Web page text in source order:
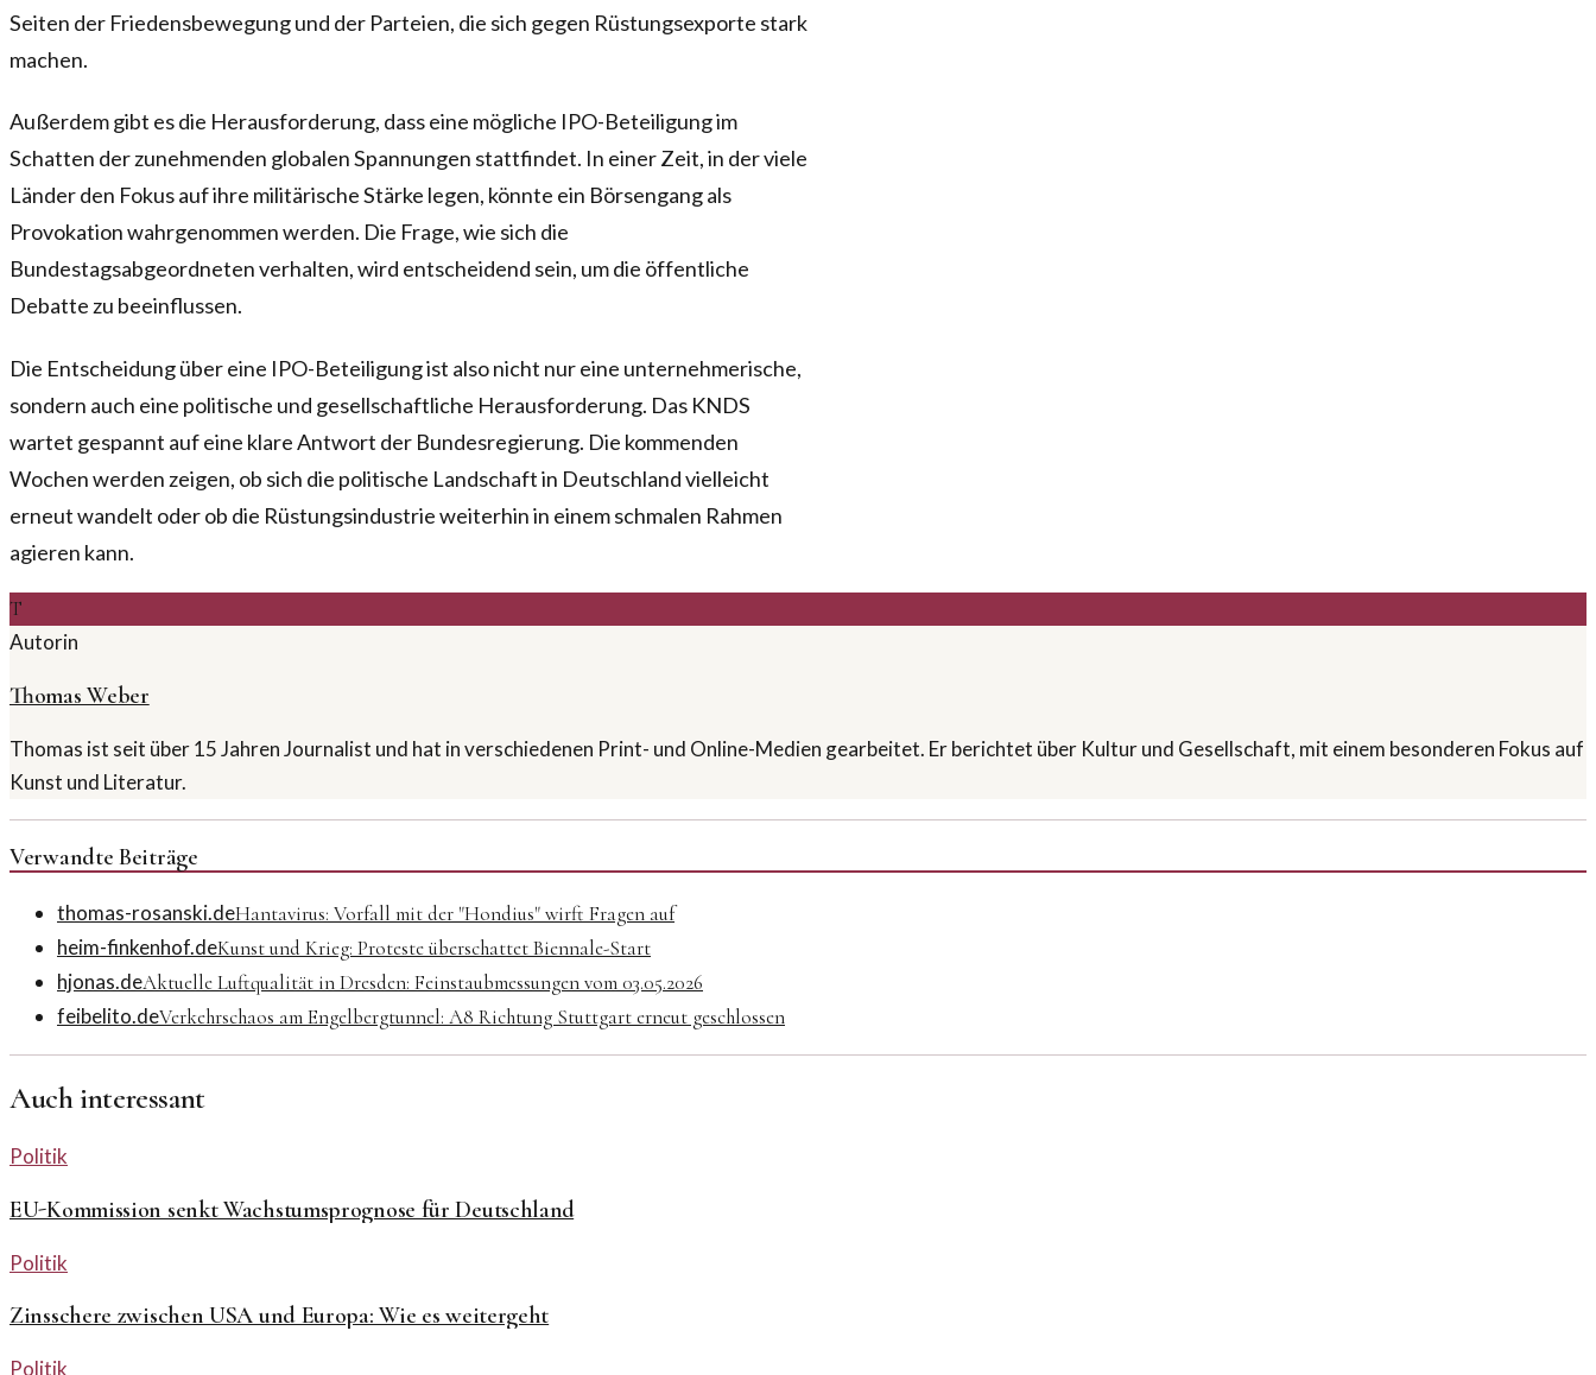
Seiten der Friedensbewegung und der Parteien, die sich gegen Rüstungsexporte stark
machen.
Außerdem gibt es die Herausforderung, dass eine mögliche IPO-Beteiligung im
Schatten der zunehmenden globalen Spannungen stattfindet. In einer Zeit, in der viele
Länder den Fokus auf ihre militärische Stärke legen, könnte ein Börsengang als
Provokation wahrgenommen werden. Die Frage, wie sich die
Bundestagsabgeordneten verhalten, wird entscheidend sein, um die öffentliche
Debatte zu beeinflussen.
Die Entscheidung über eine IPO-Beteiligung ist also nicht nur eine unternehmerische,
sondern auch eine politische und gesellschaftliche Herausforderung. Das KNDS
wartet gespannt auf eine klare Antwort der Bundesregierung. Die kommenden
Wochen werden zeigen, ob sich die politische Landschaft in Deutschland vielleicht
erneut wandelt oder ob die Rüstungsindustrie weiterhin in einem schmalen Rahmen
agieren kann.
T
Autorin
Thomas Weber
Thomas ist seit über 15 Jahren Journalist und hat in verschiedenen Print- und Online-Medien gearbeitet. Er berichtet über Kultur und Gesellschaft, mit einem besonderen Fokus auf
Kunst und Literatur.
Verwandte Beiträge
thomas-rosanski.deHantavirus: Vorfall mit der "Hondius" wirft Fragen auf
heim-finkenhof.deKunst und Krieg: Proteste überschattet Biennale-Start
hjonas.deAktuelle Luftqualität in Dresden: Feinstaubmessungen vom 03.05.2026
feibelito.deVerkehrschaos am Engelbergtunnel: A8 Richtung Stuttgart erneut geschlossen
Auch interessant
Politik
EU-Kommission senkt Wachstumsprognose für Deutschland
Politik
Zinsschere zwischen USA und Europa: Wie es weitergeht
Politik